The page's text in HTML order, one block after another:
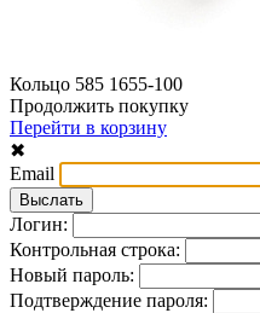
Кольцо 585 1655-100
Продолжить покупку
Перейти в корзину
✖
Email
Логин:
Контрольная строка:
Новый пароль:
Подтверждение пароля: